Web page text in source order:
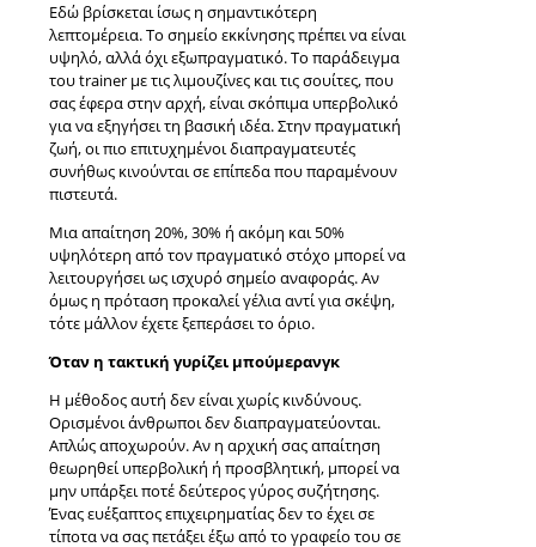
Εδώ βρίσκεται ίσως η σημαντικότερη
λεπτομέρεια. Το σημείο εκκίνησης πρέπει να είναι
υψηλό, αλλά όχι εξωπραγματικό. Το παράδειγμα
του trainer με τις λιμουζίνες και τις σουίτες, που
σας έφερα στην αρχή, είναι σκόπιμα υπερβολικό
για να εξηγήσει τη βασική ιδέα. Στην πραγματική
ζωή, οι πιο επιτυχημένοι διαπραγματευτές
συνήθως κινούνται σε επίπεδα που παραμένουν
πιστευτά.
Μια απαίτηση 20%, 30% ή ακόμη και 50%
υψηλότερη από τον πραγματικό στόχο μπορεί να
λειτουργήσει ως ισχυρό σημείο αναφοράς. Αν
όμως η πρόταση προκαλεί γέλια αντί για σκέψη,
τότε μάλλον έχετε ξεπεράσει το όριο.
Όταν η τακτική γυρίζει μπούμερανγκ
Η μέθοδος αυτή δεν είναι χωρίς κινδύνους.
Ορισμένοι άνθρωποι δεν διαπραγματεύονται.
Απλώς αποχωρούν. Αν η αρχική σας απαίτηση
θεωρηθεί υπερβολική ή προσβλητική, μπορεί να
μην υπάρξει ποτέ δεύτερος γύρος συζήτησης.
Ένας ευέξαπτος επιχειρηματίας δεν το έχει σε
τίποτα να σας πετάξει έξω από το γραφείο του σε